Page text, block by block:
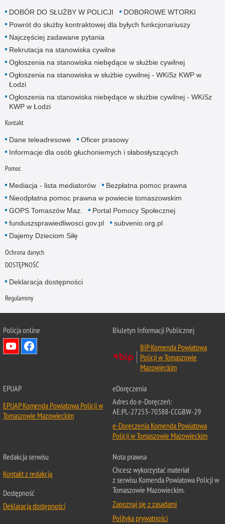
DOBÓR DO SŁUŻBY W POLICJI
DOBOROWE WTORKI
Powrót do służby kontraktowej dla byłych funkcjonariuszy
Najczęściej zadawane pytania
Rekrutacja na stanowiska cywilne
Ogłoszenia na stanowiska niebędące w służbie cywilnej
Ogłoszenia na stanowiska w służbie cywilnej - WKiSz KWP w
Łodzi
Ogłoszenia na stanowiska niebędące w służbie cywilnej - WKiSz
KWP w Łodzi
Kontakt
Dane teleadresowe
Oficer prasowy
Informacje dla osób głuchoniemych i słabosłyszących
Pomoc
Mediacja - lista mediatorów
Bezpłatna pomoc prawna
Nieodpłatna pomoc prawna w powiecie tomaszowskim
GOPS Tomaszów Maz.
Portal Pomocy Społecznej
funduszsprawiedliwosci.gov.pl
subvenio.org.pl
Dajemy Dzieciom Siłę
Ochrona danych
DOSTĘPNOŚĆ
Deklaracja dostępności
Regulaminy
Policja online
Biuletyn Informacji Publicznej
BIP Komenda Powiatowa
Policji w Tomaszowie
Mazowieckim
EPUAP
EPUAP Komenda Powiatowa Policji w
Tomaszowie Mazowieckim
eDoręczenia
Adres do e-Doręczeń:
AE:PL-27253-70388-CCGBW-29
e-Doręczenia Komenda Powiatowa
Policji w Tomaszowie Mazowieckim
Redakcja serwisu
Kontakt z redakcją
Dostępność
Deklaracja dostępności
Nota prawna
Chcesz wykorzystać materiał
z serwisu Komenda Powiatowa Policji w
Tomaszowie Mazowieckim.
Zapoznaj się z zasadami
Polityka prywatności